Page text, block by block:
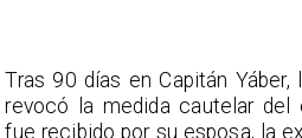
Tras 90 días en Capitán
revocó la medida cautelar del
fue recibido por su esposa, la